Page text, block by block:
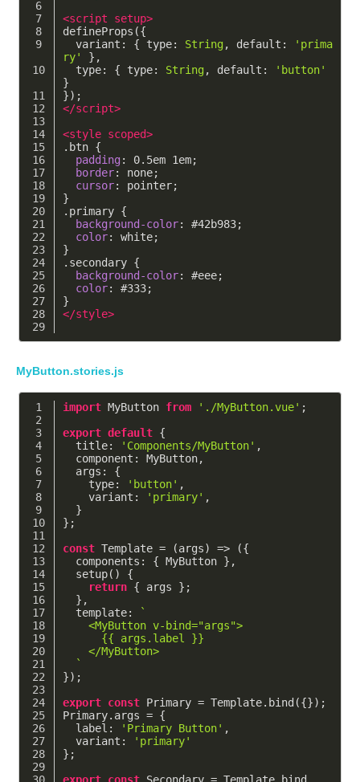
<script setup>
defineProps({
variant : { type: String, default :
'prima
ry'
},
type: { type: String, default :
'button'
}
});
</script>
<style scoped>
.btn {
padding : 0.5em 1em;
border: none;
cursor: pointer;
}
.primary {
background-color: #42b983;
color: white;
}
.secondary {
background-color: #eee;
color: #333;
}
</style>
MyButton.stories.js
import MyButton from './MyButton.vue' ;
export default {
title: 'Components/MyButton' ,
component : MyButton,
args : {
type: 'button' ,
variant : 'primary' ,
  }
};
const Template = (args) => ({
components : { MyButton },
  setup() {
return { args };
  },
template:
`
    <MyButton v-bind="args">
      {{ args.label }}
    </MyButton>
  `
});
export const Primary = Template.bind({});
Primary.args = {
label : 'Primary Button' ,
variant :
'primary'
};